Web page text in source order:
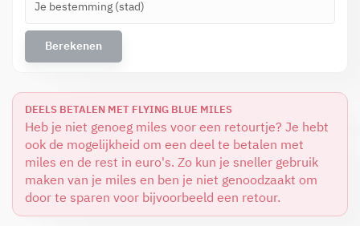
DEELS BETALEN MET FLYING BLUE MILES
Heb je niet genoeg miles voor een retourtje? Je hebt
ook de mogelijkheid om een deel te betalen met
miles en de rest in euro's. Zo kun je sneller gebruik
maken van je miles en ben je niet genoodzaakt om
door te sparen voor bijvoorbeeld een retour.